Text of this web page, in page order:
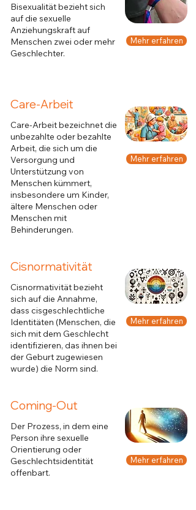
Bisexualität bezieht sich
auf die sexuelle
Anziehungskraft auf
Menschen zwei oder mehr
Geschlechter.
Mehr erfahren
Care-Arbeit
Care-Arbeit bezeichnet die
unbezahlte oder bezahlte
Arbeit, die sich um die
Versorgung und
Unterstützung von
Menschen kümmert,
insbesondere um Kinder,
ältere Menschen oder
Menschen mit
Behinderungen.
Mehr erfahren
Cisnormativität
Cisnormativität bezieht
sich auf die Annahme,
dass cisgeschlechtliche
Identitäten (Menschen, die
sich mit dem Geschlecht
identifizieren, das ihnen bei
der Geburt zugewiesen
wurde) die Norm sind.
Mehr erfahren
Coming-Out
Der Prozess, in dem eine
Person ihre sexuelle
Orientierung oder
Geschlechtsidentität
offenbart.
Mehr erfahren